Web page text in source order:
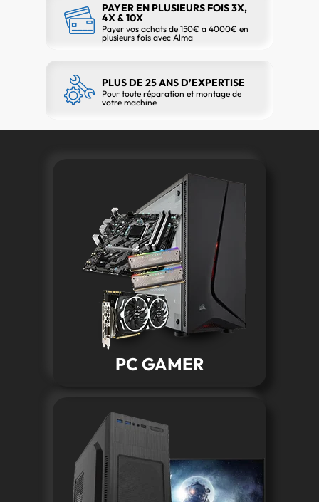
PAYER EN PLUSIEURS FOIS 3X,
4X & 10X
Payer vos achats de 150€ a 4000€ en
plusieurs fois avec Alma
PLUS DE 25 ANS D’EXPERTISE
Pour toute réparation et montage de
votre machine
PC GAMER